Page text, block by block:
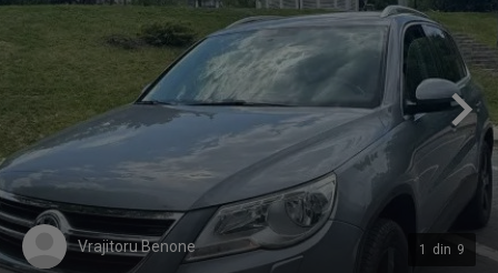
1 din 9
Vrajitoru Benone